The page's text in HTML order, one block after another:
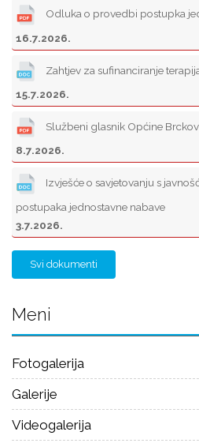
Odluka o provedbi postupka
16.7.2026.
Zahtjev za sufinanciranje
15.7.2026.
Službeni glasnik Općine
8.7.2026.
Izvješće o savjetovanju s
postupaka jednostavne nabave
3.7.2026.
Svi dokumenti
Meni
Fotogalerija
Galerije
Videogalerija